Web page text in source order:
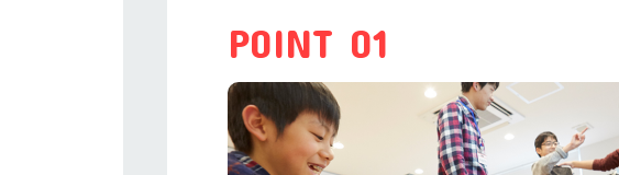
POINT 01